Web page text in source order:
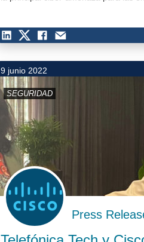
9 junio 2022
SEGURIDAD
Press